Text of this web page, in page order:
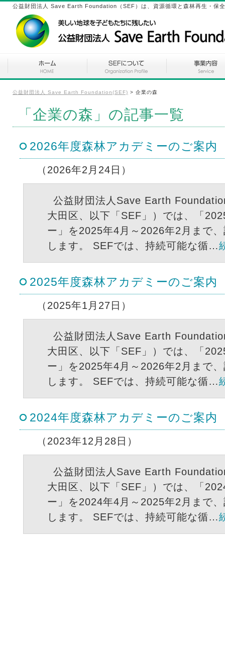
公益財団法人 Save Earth Foundation（SEF）は、資源循環と森林再生・保
公益財団法人 Save Earth Foundation(SEF) > 企業の森
「企業の森」の記事一覧
2026年度森林アカデミーのご案内
（2026年2月24日）
公益財団法人Save Earth
大田区、以下「SEF」）では、「
ー」を2025年4月～2026年2月まで
します。 SEFでは、持続可能な循…
2025年度森林アカデミーのご案内
（2025年1月27日）
公益財団法人Save Earth
大田区、以下「SEF」）では、「
ー」を2025年4月～2026年2月まで
します。 SEFでは、持続可能な循…
2024年度森林アカデミーのご案内
（2023年12月28日）
公益財団法人Save Earth
大田区、以下「SEF」）では、「
ー」を2024年4月～2025年2月まで
します。 SEFでは、持続可能な循…